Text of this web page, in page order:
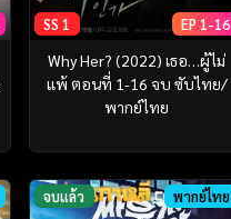
SS 1 EP 1-16
Why Her? (2022) เธอ…ผู้ไม่
แพ้ ตอนที่ 1-16 จบ ซับไทย/
พากย์ไทย
จบแล้ว พากย์ไทย